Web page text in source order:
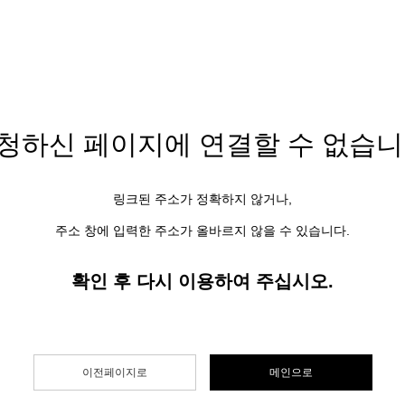
하신 페이지에 연결할 수 없습
링크된 주소가 정확하지 않거나,
주소 창에 입력한 주소가 올바르지 않을 수 있습니다.
확인 후 다시 이용하여 주십시오.
이전페이지로 메인으로